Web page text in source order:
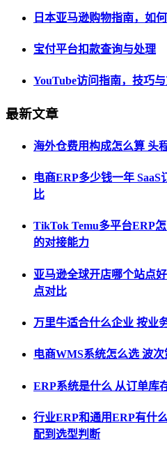
日本亚马逊购物指南，如
宝付平台扣款查询与处理
YouTube访问指南，技巧
最新文章
海外仓费用构成怎么算 头
电商ERP多少钱一年
比
TikTok Temu多平台ERP
的对接能力
亚马逊全球开店哪个站点
点对比
万里牛适合什么企业 按业
电商WMS系统怎么选 波
ERP系统是什么 从订单库
行业ERP和通用ERP有什
配到选型判断